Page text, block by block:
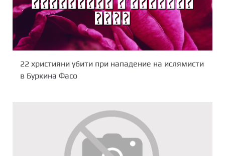
22 християни убити при нападение на ислямисти
в Буркина Фасо